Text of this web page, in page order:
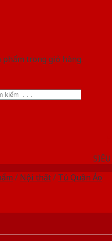
phẩm trong giỏ hàng.
/ Nội thất/ Tủ Quần Áo